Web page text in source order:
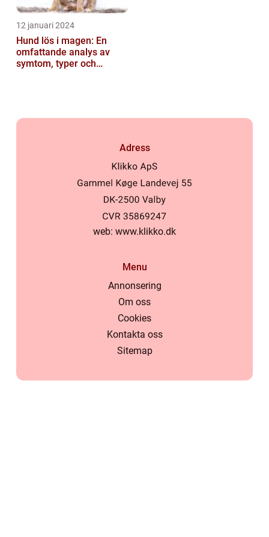
12 januari 2024
Hund lös i magen: En
omfattande analys av
symtom, typer och
Adress
web: www.klikko.dk
Menu
Annonsering
Om oss
Cookies
Kontakta oss
Sitemap